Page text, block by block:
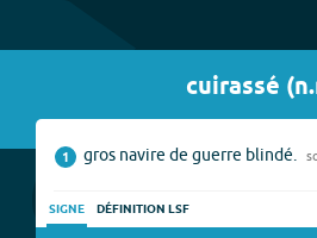
cuirassé (
1 gros navire de guerre blindé.
SIGNE DÉFINITION LSF